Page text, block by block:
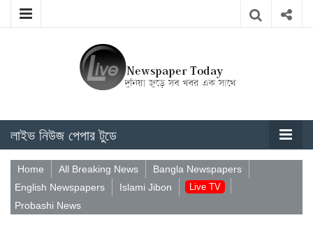
লাইভ নিউজ পেপার টুডে
Home All Breaking News
Bangla Newspapers
English Newspapers
Islami Jibon Live TV
Probashi News